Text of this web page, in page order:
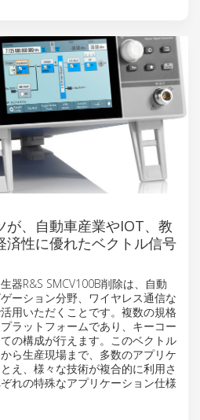
が、自動車産業やIOT、教
済性に優れたベクトル信号
器R&S SMCV100B削除は、自動
ーション分野、ワイヤレス通信な
用いただくことです。複数の規格
ラットフォームであり、キーコー
の構成が行えます。このベクトル
ら生産現場まで、多数のアプリケ
え、様々な技術が複合的に利用さ
れの特殊なアプリケーション仕様